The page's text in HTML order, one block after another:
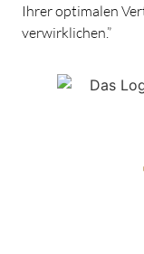
Ihrer optimalen
verwirklichen.”